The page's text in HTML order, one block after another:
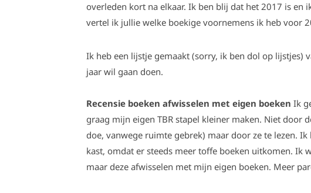
overleden kort na elkaar. Ik ben blij dat het 2017 is en
vertel ik jullie welke boekige voornemens ik heb voor
Ik heb een lijstje gemaakt (sorry, ik ben dol op lijstjes)
jaar wil gaan doen.
Recensie boeken afwisselen met eigen boeken Ik
graag mijn eigen TBR stapel kleiner maken. Niet door
doe, vanwege ruimte gebrek) maar door ze te lezen.
kast, omdat er steeds meer toffe boeken uitkomen. Ik
maar deze afwisselen met mijn eigen boeken. Meer